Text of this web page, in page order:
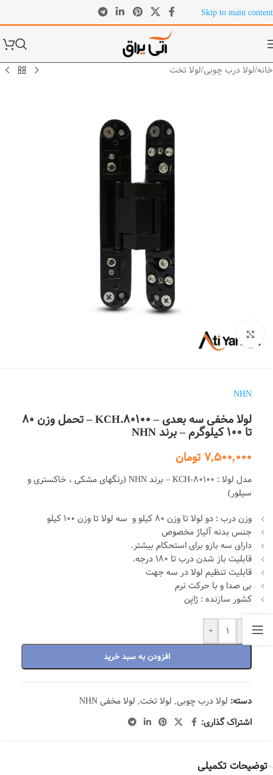
Skip to main content
خانه/لولا درب چوبی/لولا تخت
بزرگنمایی تصویر
NHN
لولا مخفی سه بعدی – KCH.80100 – تحمل وزن 80
تا 100 کیلوگرم – برند NHN
7,500,000 تومان
مدل لولا : KCH-80100 – برند NHN (رنگهای مشکی ، خاکستری و
سیلور)
وزن درب : دو لولا تا وزن 80 کیلو و سه لولا تا وزن 100 کیلو
جنس بدنه آلیاژ مخصوص
دارای سه بازو برای استحکام بیشتر.
قابلیت باز شدن درب تا 180 درجه.
قابلیت تنظیم لولا در سه جهت
بی صدا و با حرکت نرم
کشور سازنده : ژاپن
+
افزودن به سبد خرید
دسته: لولا درب چوبی, لولا تخت, لولا مخفی NHN
اشتراک گذاری:
توضیحات تکمیلی